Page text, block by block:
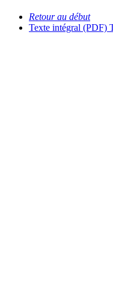
Retour au début
Texte intégral (PDF)